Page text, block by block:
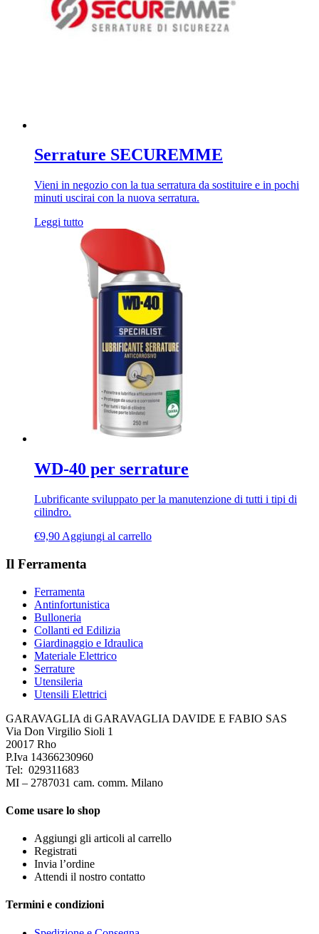
Serrature SECUREMME
Vieni in negozio con la tua serratura da sostituire e in pochi
minuti uscirai con la nuova serratura.
Leggi tutto
WD-40 per serrature
Lubrificante sviluppato per la manutenzione di tutti i tipi di
cilindro.
€9,90 Aggiungi al carrello
Il Ferramenta
Ferramenta
Antinfortunistica
Bulloneria
Collanti ed Edilizia
Giardinaggio e Idraulica
Materiale Elettrico
Serrature
Utensileria
Utensili Elettrici
GARAVAGLIA di GARAVAGLIA DAVIDE E FABIO SAS
Via Don Virgilio Sioli 1
20017 Rho
P.Iva 14366230960
Tel: 029311683
MI – 2787031 cam. comm. Milano
Come usare lo shop
Aggiungi gli articoli al carrello
Registrati
Invia l’ordine
Attendi il nostro contatto
Termini e condizioni